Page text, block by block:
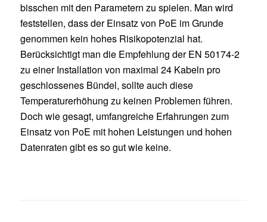
bisschen mit den Parametern zu spielen. Man wird
feststellen, dass der Einsatz von PoE im Grunde
genommen kein hohes Risikopotenzial hat.
Berücksichtigt man die Empfehlung der EN 50174-2
zu einer Installation von maximal 24 Kabeln pro
geschlossenes Bündel, sollte auch diese
Temperaturerhöhung zu keinen Problemen führen.
Doch wie gesagt, umfangreiche Erfahrungen zum
Einsatz von PoE mit hohen Leistungen und hohen
Datenraten gibt es so gut wie keine.